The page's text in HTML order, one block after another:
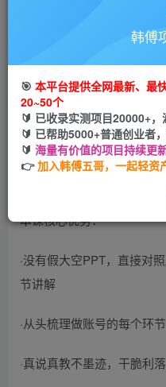
金币
您当前未登
本课核心优势：
·没有假大空PPT，直接对
节讲解
·从头梳理做账号的每个环
·真说真教不墨迹，干脆利
韩傅
🎯 本平台提供全网最新、最
20~50个
🔰 已收录实测项目20000+
🔰 已帮助5000+普通创业者
🔰 海量有价值的项目持续更
👉加入韩傅五哥，一起轻资